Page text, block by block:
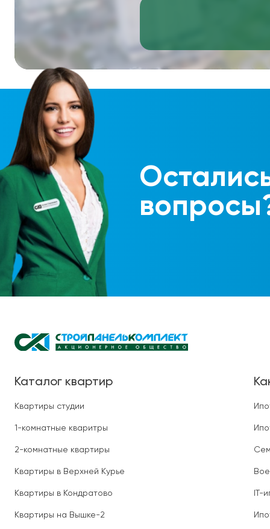
Каталог квартир
Квартиры студии
1-комнатные кваритры
2-комнатные квартиры
Квартиры в Верхней Курье
Квартиры в Кондратово
Квартиры на Вышке-2
IT-